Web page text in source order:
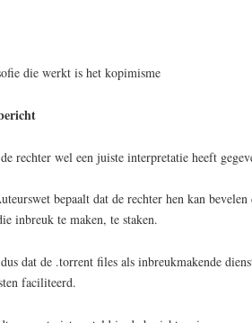
die werkt is het kopimisme
rechter wel een juiste interpretatie heeft
bepaalt dat de rechter hen kan bevelen
inbreuk te maken, te staken.
dat de .torrent files als inbreukmakende
faciliteerd.